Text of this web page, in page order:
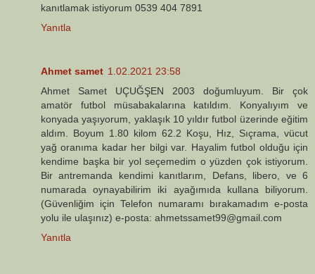
kanıtlamak istiyorum 0539 404 7891
Yanıtla
Ahmet samet 1.02.2021 23:58
Ahmet Samet UÇUĞŞEN 2003 doğumluyum. Bir çok
amatör futbol müsabakalarına katıldım. Konyalıyım ve
konyada yaşıyorum, yaklaşık 10 yıldır futbol üzerinde eğitim
aldım. Boyum 1.80 kilom 62.2 Koşu, Hız, Sıçrama, vücut
yağ oranıma kadar her bilgi var. Hayalim futbol olduğu için
kendime başka bir yol seçemedim o yüzden çok istiyorum.
Bir antremanda kendimi kanıtlarım, Defans, libero, ve 6
numarada oynayabilirim iki ayağımıda kullana biliyorum.
(Güvenliğim için Telefon numaramı bırakamadım e-posta
yolu ile ulaşınız) e-posta: ahmetssamet99@gmail.com
Yanıtla